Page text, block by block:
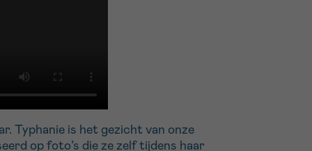
Typhanie is het gezicht van onze
op foto’s die ze zelf tijdens haar